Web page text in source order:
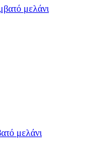
μελάνι
μελάνι